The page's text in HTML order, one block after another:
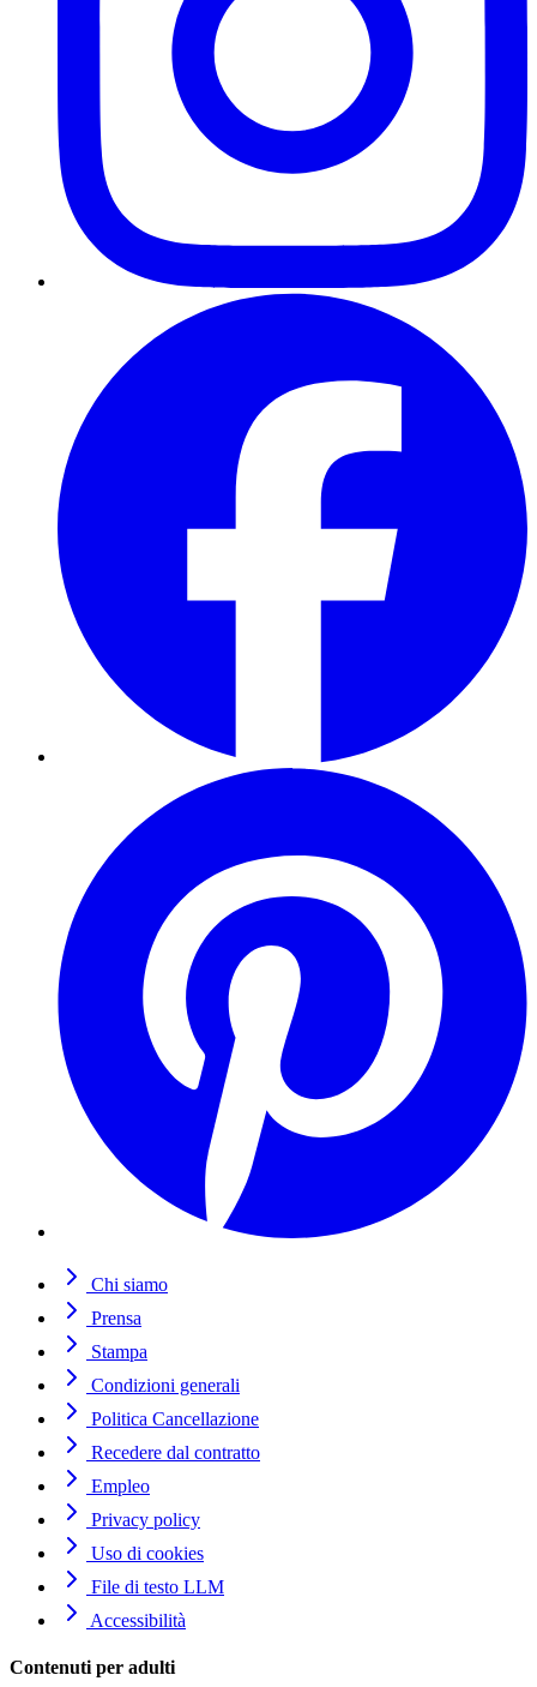
Chi siamo
Prensa
Stampa
Condizioni generali
Politica Cancellazione
Recedere dal contratto
Empleo
Privacy policy
Uso di cookies
File di testo LLM
Accessibilità
Contenuti per adulti